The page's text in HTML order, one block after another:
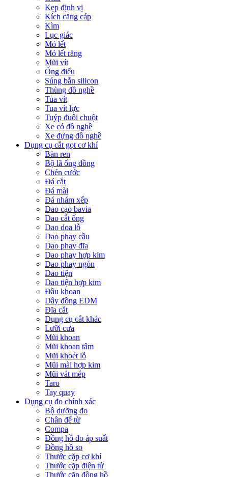
Kẹp định vị
Kích căng cáp
Kìm
Lục giác
Mỏ lết
Mỏ lết răng
Mũi vít
Ống điếu
Súng bắn silicon
Thùng đồ nghề
Tua vít
Tua vít lực
Tuýp đuôi chuột
Xe có đồ nghề
Xe đựng đồ nghề
Dụng cụ cắt gọt cơ khí
Bàn ren
Bộ lã ống đồng
Chén cước
Đá cắt
Đá mài
Đá nhám xếp
Dao cạo bavia
Dao cắt ống
Dao doa lỗ
Dao phay cầu
Dao phay đĩa
Dao phay hợp kim
Dao phay ngón
Dao tiện
Dao tiện hợp kim
Đầu khoan
Dây đồng EDM
Đĩa cắt
Dụng cụ cắt khác
Lưỡi cưa
Mũi khoan
Mũi khoan tâm
Mũi khoét lỗ
Mũi mài hợp kim
Mũi vát mép
Taro
Tay quay
Dụng cụ đo chính xác
Bộ dưỡng đo
Chân đế từ
Compa
Đồng hồ đo áp suất
Đồng hồ so
Thước cặp cơ khí
Thước cặp điện tử
Thước cặp đồng hồ